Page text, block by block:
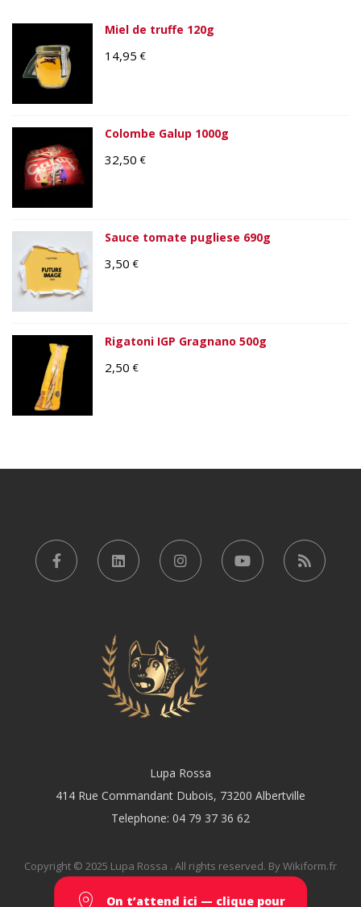
Miel de truffe 120g
14,95 €
Colombe Galup 1000g
32,50 €
Sauce tomate pugliese 690g
3,50 €
Rigatoni IGP Gragnano 500g
2,50 €
Lupa Rossa
414 Rue Commandant Dubois, 73200 Albertville
Telephone: 04 79 37 36 62
Copyright © 2025 Lupa Rossa . All rights reserved. By Wikiform.fr
On t’attend ici — clique pour